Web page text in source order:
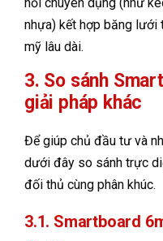
nhựa) kết hợp băng lưới
mỹ lâu dài.
3. So sánh
giải pháp khác
Để giúp chủ đầu tư và
dưới đây so sánh trực
đối thủ cùng phân khúc.
3.1. Smartboard